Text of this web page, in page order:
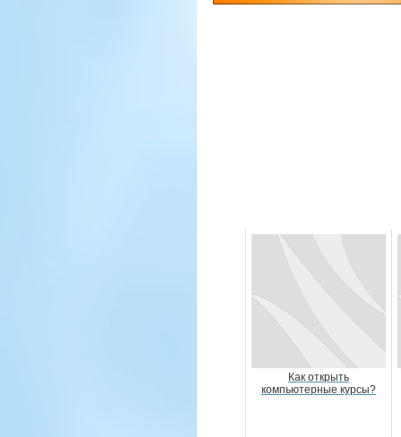
Как открыть
компьютерные курсы?